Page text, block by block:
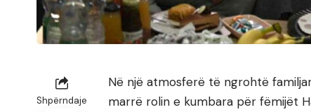
Shpërndaje
Në një atmosferë të ngrohtë
marrë rolin e kumbara për fëmijët